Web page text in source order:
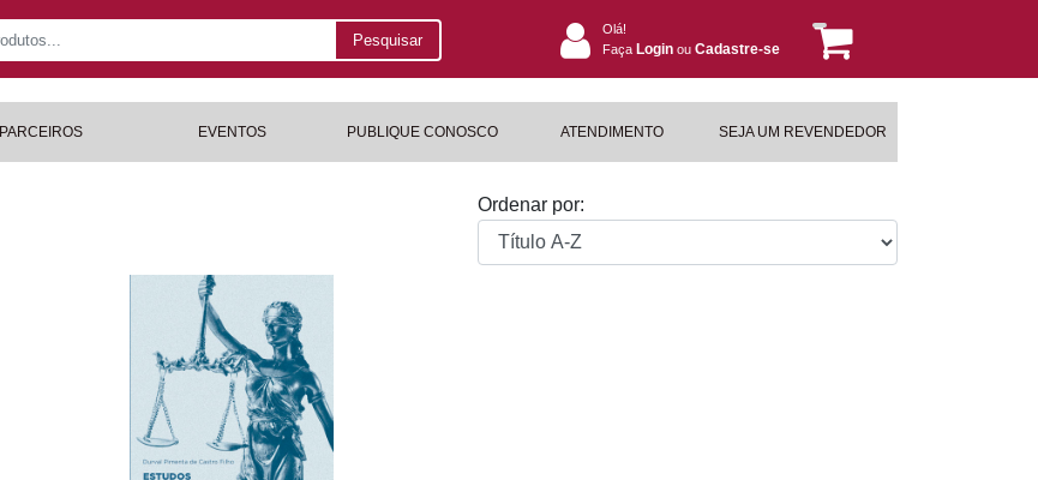
Pesquisar
Olá!
Faça Login ou Cadastre-se
PARCEIROS EVENTOS PUBLIQUE CONOSCO ATENDIMENTO SEJA UM REVENDEDOR
Ordenar por: